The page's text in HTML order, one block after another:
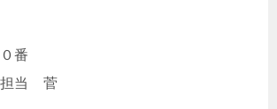
番
担当 菅